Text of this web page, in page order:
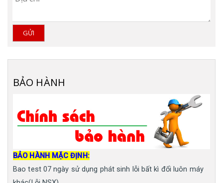
GỬI
BẢO HÀNH
BẢO HÀNH MẶC ĐỊNH:
Bao test 07 ngày sử dụng phát sinh lỗi bất kì đổi luôn máy